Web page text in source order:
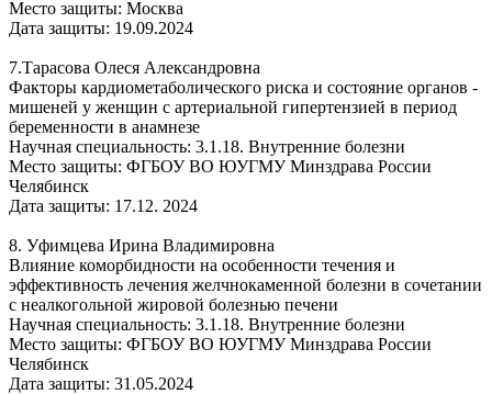
Место защиты: Москва
Дата защиты: 19.09.2024
7.Тарасова Олеся Александровна
Факторы кардиометаболического риска и состояние органов -
мишеней у женщин с артериальной гипертензией в период
беременности в анамнезе
Научная специальность: 3.1.18. Внутренние болезни
Место защиты: ФГБОУ ВО ЮУГМУ Минздрава России
Челябинск
Дата защиты: 17.12. 2024
8. Уфимцева Ирина Владимировна
Влияние коморбидности на особенности течения и
эффективность лечения желчнокаменной болезни в сочетании
с неалкогольной жировой болезнью печени
Научная специальность: 3.1.18. Внутренние болезни
Место защиты: ФГБОУ ВО ЮУГМУ Минздрава России
Челябинск
Дата защиты: 31.05.2024